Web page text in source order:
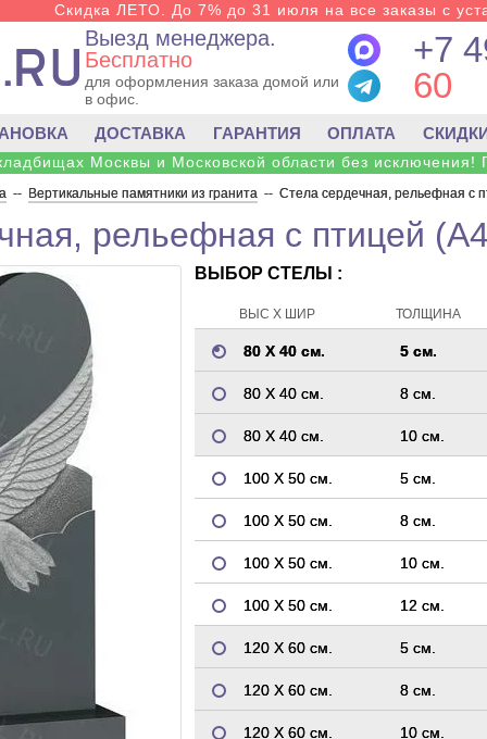
Скидка ЛЕТО. До 7% до 31 июля на все заказы с
Выезд менеджера.
Бесплатно
для оформления заказа домой или
в офис.
+7
60
ДОСТАВКА ГАРАНТИЯ ОПЛАТА
Москвы и Московской области без исключения!
-- Вертикальные памятники из гранита -- Стела сердечная, рельефная с
рельефная с птицей
ВЫБОР СТЕЛЫ :
ВЫС Х ШИР ТОЛЩИНА
80 Х 40 см. 5 см.
80 Х 40 см. 8 см.
80 Х 40 см. 10 см.
100 Х 50 см. 5 см.
100 Х 50 см. 8 см.
100 Х 50 см. 10 см.
100 Х 50 см. 12 см.
120 Х 60 см. 5 см.
120 Х 60 см. 8 см.
120 Х 60 см. 10 см.